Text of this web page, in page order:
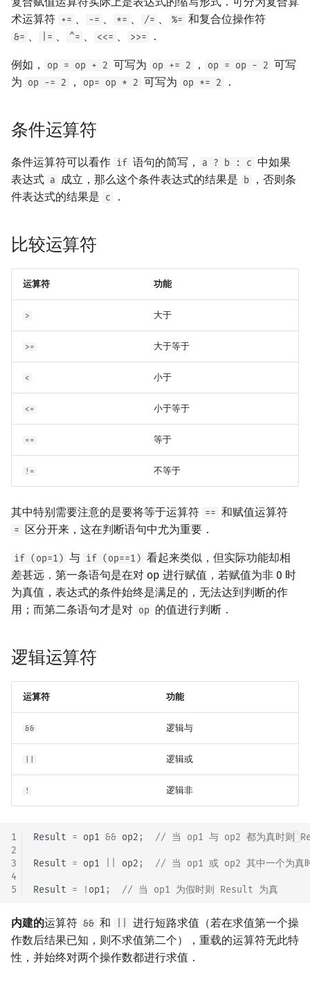
术运算符 += 、 -= 、 *= 、 /= 、 %= 和复合位操作符
&= 、 |= 、 ^= 、 <<= 、 >>= ．
例如， op = op + 2 可写为 op += 2 ， op = op - 2 可写
为 op -= 2 ， op= op * 2 可写为 op *= 2 ．
条件运算符
条件运算符可以看作 if 语句的简写， a ? b : c 中如果
表达式 a 成立，那么这个条件表达式的结果是 b
，否则条
件表达式的结果是 c ．
比较运算符
运算符 功能
> 大于
>= 大于等于
< 小于
<= 小于等于
== 等于
!= 不等于
其中特别需要注意的是要将等于运算符 == 和赋值运算符
= 区分开来，这在判断语句中尤为重要．
if (op=1) 与 if (op==1) 看起来类似，但实际功能却相
差甚远．第一条语句是在对 op 进行赋值，若赋值为非 0 时
为真值，表达式的条件始终是满足的，无法达到判断的作
用；而第二条语句才是对 op 的值进行判断．
逻辑运算符
运算符 功能
&& 逻辑与
逻辑或
! 逻辑非
1
2
3
4
5
Result = op1 && op2 ; // 当 op1 与 op2 都为真时则
Result = op1 op2 ; // 当 op1 或 op2 其中一个为真
Result = ! op1 ; // 当 op1 为假时则 Result 为真
内建的运算符 && 和
进行短路求值（若在求值第一个操
作数后结果已知，则不求值第二个），重载的运算符无此特
性，并始终对两个操作数都进行求值．